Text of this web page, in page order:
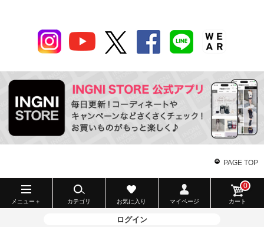
PAGE TOP
メニュー＋ カテゴリ お気に入り マイページ カート
0
ログイン